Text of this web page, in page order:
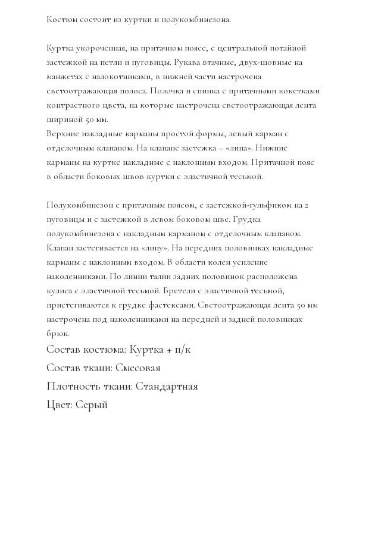
Костюм состоит из куртки и полукомбинезона.
Куртка укороченная, на притачном поясе, с центральной потайной
застежкой на петли и пуговицы. Рукава втачные, двух-шовные на
манжетах с налокотниками, в нижней части настрочена
светоотражающая полоса. Полочка и спинка с притачными кокетками
контрастного цвета, на которые настрочена светоотражающая лента
шириной 50 мм.
Верхние накладные карманы простой формы, левый карман с
отделочным клапаном. На клапане застежка – «липа». Нижние
карманы на куртке накладные с наклонным входом. Притачной пояс
в области боковых швов куртки с эластичной тесьмой.
Полукомбинезон с притачным поясом, с застежкой-гульфиком на 2
пуговицы и с застежкой в левом боковом шве. Грудка
полукомбинезона с накладным карманом с отделочным клапаном.
Клапан застегивается на «липу». На передних половинках накладные
карманы с наклонным входом. В области колен усиление
наколенниками. По линии талии задних половинок расположена
кулиса с эластичной тесьмой. Бретели с эластичной тесьмой,
пристегиваются к грудке фастексами. Светоотражающая лента 50 мм
настрочена под наколенниками на передней и задней половинках
брюк.
Состав костюма: Куртка + п/к
Состав ткани: Смесовая
Плотность ткани: Стандартная
Цвет: Серый